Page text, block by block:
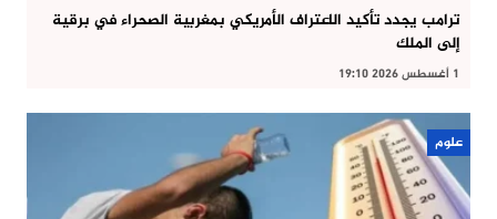
ترامب يجدد تأكيد الاعتراف الأمريكي بمغربية الصحراء في برقية
إلى الملك
1 أغسطس 2026 19:10
علوم